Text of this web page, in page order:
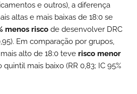
e outros), a diferença
altas e mais baixas de 18:0 se
menos risco de desenvolver DRC
Em comparação por grupos,
alto de 18:0 teve risco menor
mais baixo (RR 0,83; IC 95%